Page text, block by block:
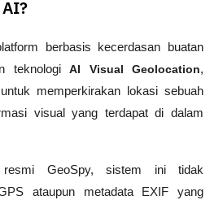
berbasis kecerdasan buatan
teknologi AI Visual Geolocation,
memperkirakan lokasi sebuah
visual yang terdapat di dalam
resmi GeoSpy, sistem ini tidak
ataupun metadata EXIF yang